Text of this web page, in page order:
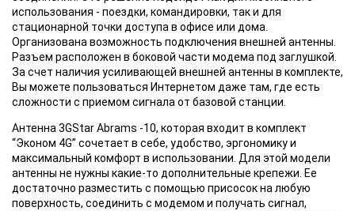
использования - поездки, командировки, так и для
стационарной точки доступа в офисе или дома.
Организована возможность подключения внешней антенны.
Разъем расположен в боковой части модема под заглушкой.
За счет наличия усиливающей внешней антенны в комплекте,
Вы можете пользоваться Интернетом даже там, где есть
сложности с приемом сигнала от базовой станции.
Антенна 3GStar Abrams -10, которая входит в комплект
“Эконом 4G” сочетает в себе, удобство, эргономику и
максимальный комфорт в использовании. Для этой модели
антенны не нужны какие-то дополнительные крепежи. Ее
достаточно разместить с помощью присосок на любую
поверхность, соединить с модемом и получать сигнал,